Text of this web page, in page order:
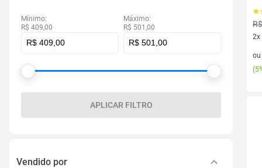
Mínimo:
R$ 409,00
Máximo:
R$ 501,00
APLICAR FILTRO
Vendido por
2x
2
ou
(